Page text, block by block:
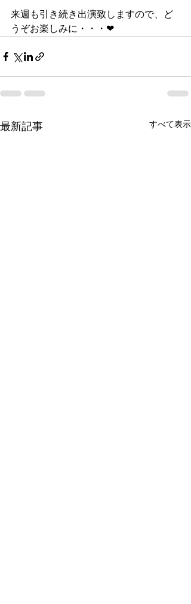
来週も引き続き出演致しますので、ど
うぞお楽しみに・・・❤
最新記事 すべて表示